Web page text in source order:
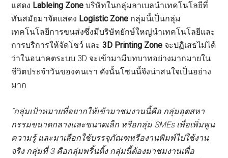
แสดง Lableing Zone บริษัทในกลุ่มลาเบลนำเทคโนโลยีที่
ทันสมัยมาจัดแสดง Logistic Zone กลุ่มนี้เป็นกลุ่ม
เทคโนโลยีการขนส่งซึ่งมีบริษัทยักษ์ใหญ่นำเทคโนโลยีและ
การบริการให้จัดโชว์ และ3D Printing Zone จะปฏิเสธไม่ได้
ว่าในอนาคตระบบ 3D จะเข้ามามีบทบาทอย่างมากมายใน
ชีวิตประจำวันของคนเรา ดังนั้นโซนนี้จึงน่าสนใจเป็นอย่าง
มาก
“กลุ่มเป้าหมายที่อยากให้เข้ามาชมงานนี้คือ กลุ่มอุตสหา
กรรมขนาดกลางและขนาดเล็ก หรือกลุ่ม SMEs เพื่อเพิ่มพูน
ความรู้ และมาเลือกใช้บรรจุภัณฑหรืองานพิมพ์ไปใช้งาน
จริง กลุ่มที่ 3 คือกลุ่มพริ้นติ้ง กลุ่มนี้ต้องมาชมงานเพื่อ